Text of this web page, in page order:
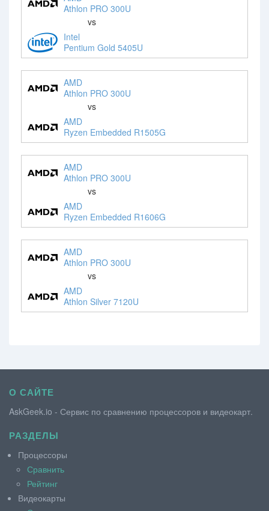
Athlon PRO 300U
vs
Intel
Pentium Gold 5405U
AMD
Athlon PRO 300U
vs
AMD
Ryzen Embedded R1505G
AMD
Athlon PRO 300U
vs
AMD
Ryzen Embedded R1606G
AMD
Athlon PRO 300U
vs
AMD
Athlon Silver 7120U
О САЙТЕ
AskGeek.io - Сервис по сравнению процессоров и видеокарт.
РАЗДЕЛЫ
Процессоры
Сравнить
Рейтинг
Видеокарты